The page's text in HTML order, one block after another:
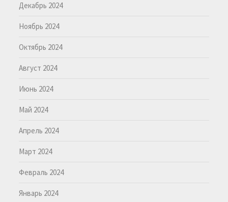
Декабрь 2024
Ноябрь 2024
Октябрь 2024
Август 2024
Июнь 2024
Май 2024
Апрель 2024
Март 2024
Февраль 2024
Январь 2024